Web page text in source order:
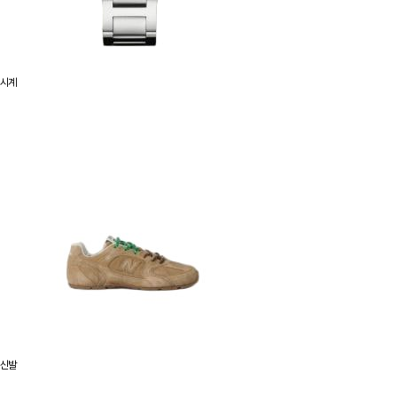
시계
신발